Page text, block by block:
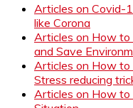
Articles on Covid-
like Corona
Articles on How to
and Save
Articles on How to
Stress reducing
Articles on How to